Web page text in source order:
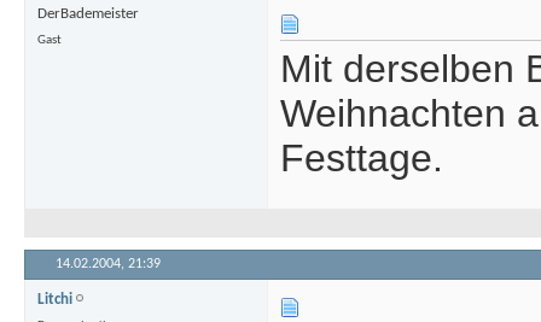
DerBademeister
Gast
Mit derselben
Weihnachten
Festtage.
14.02.2004, 21:39
Litchi